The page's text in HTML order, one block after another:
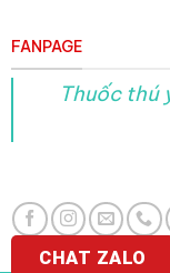
CHAT ZALO
FANPAGE
Thuốc